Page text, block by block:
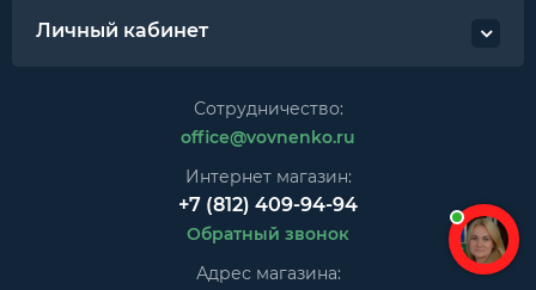
Личный кабинет
Сотрудничество:
office@vovnenko.ru
Интернет магазин:
+7 (812) 409-94-94
Обратный звонок
Адрес магазина: